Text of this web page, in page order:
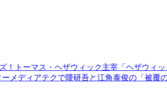
！トーマス・ヘザウィック主宰「ヘザウィ
メディアテクで隈研吾と江角泰俊の「被覆